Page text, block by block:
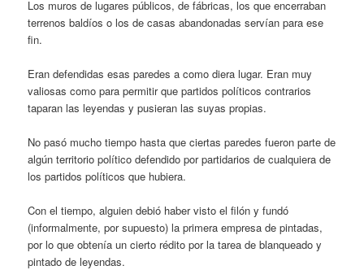
Los muros de lugares públicos, de fábricas, los que encerraban
terrenos baldíos o los de casas abandonadas servían para ese
fin.
Eran defendidas esas paredes a como diera lugar. Eran muy
valiosas como para permitir que partidos políticos contrarios
taparan las leyendas y pusieran las suyas propias.
No pasó mucho tiempo hasta que ciertas paredes fueron parte de
algún territorio político defendido por partidarios de cualquiera de
los partidos políticos que hubiera.
Con el tiempo, alguien debió haber visto el filón y fundó
(informalmente, por supuesto) la primera empresa de pintadas,
por lo que obtenía un cierto rédito por la tarea de blanqueado y
pintado de leyendas.